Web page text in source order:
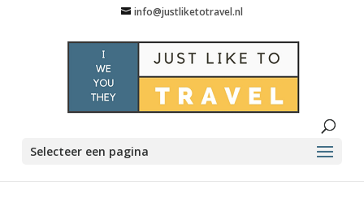
info@justliketotravel.nl
Selecteer een pagina